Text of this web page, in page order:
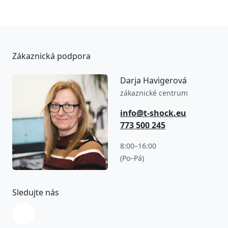
Zákaznická podpora
Darja Havigerová
zákaznické centrum
info@t-shock.eu
773 500 245
8:00–16:00
(Po–Pá)
Sledujte nás